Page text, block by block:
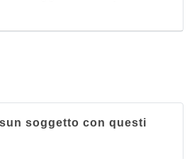
soggetto con questi